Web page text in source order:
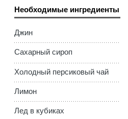
Необходимые ингредиенты
Джин
Сахарный сироп
Холодный персиковый чай
Лимон
Лед в кубиках